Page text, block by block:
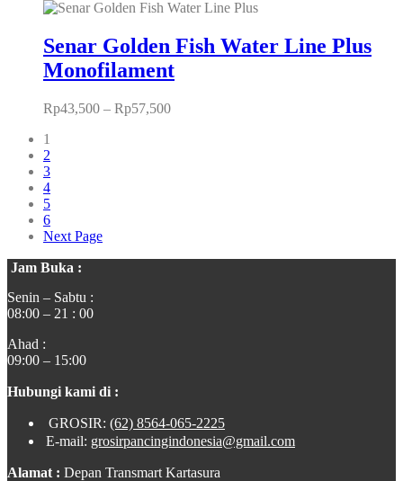
Senar Golden Fish Water Line Plus
Monofilament
Rp43,500 – Rp57,500
1
2
3
4
5
6
Next Page
Jam Buka :
Senin – Sabtu :
08:00 – 21 : 00
Ahad :
09:00 – 15:00
Hubungi kami di :
GROSIR: (62) 8564-065-2225
E-mail: grosirpancingindonesia@gmail.com
Alamat : Depan Transmart Kartasura